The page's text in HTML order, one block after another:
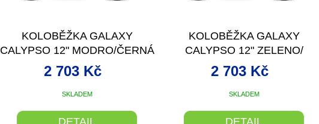
KOLOBĚŽKA GALAXY
CALYPSO 12" MODRO/ČERNÁ
SKLADEM
2 703 Kč
KOLOBĚŽKA GALAXY
CALYPSO 12" ZELENO/
ČERNÁ
SKLADEM
2 703 Kč